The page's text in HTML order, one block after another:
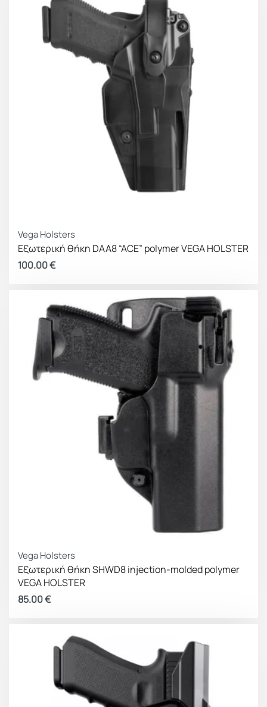
Vega Holsters
Εξωτερική θήκη DAA8 “ACE” polymer VEGA HOLSTER
100.00€
Vega Holsters
Εξωτερική θήκη SHWD8 injection-molded polymer
VEGA HOLSTER
85.00€